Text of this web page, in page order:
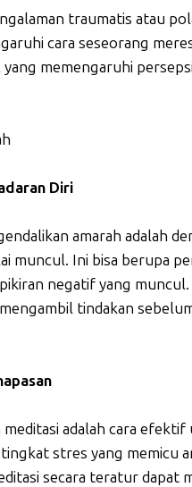
traumatis atau
cara seseorang
memengaruhi
Diri
amarah adalah
muncul. Ini bisa berupa
negatif yang muncul.
tindakan
meditasi adalah cara
stres yang memicu
secara teratur dapat